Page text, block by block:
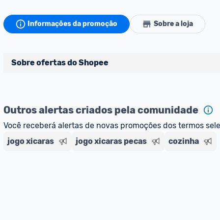
Informações da promoção Sobre a loja
Sobre ofertas do Shopee
Para maior segurança da comunidade, somente são
vendedores que representam empresas validadas pelo
As promoções são verificadas normalmente e os preços
Outros alertas criados pela comunidade
Você receberá alertas de novas promoções dos termos
jogo xicaras
jogo xicaras pecas cozinha